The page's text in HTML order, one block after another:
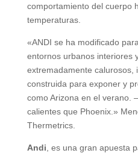
comportamiento del cuerpo
temperaturas.
«ANDI se ha modificado
entornos urbanos interiores
extremadamente calurosos,
construida para exponer y
como Arizona en el verano.
calientes que Phoenix.»
Thermetrics.
Andi , es una gran apuesta